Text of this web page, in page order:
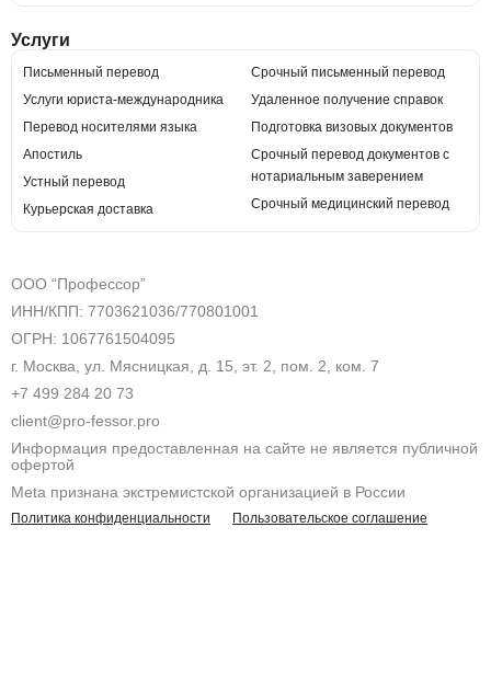
Услуги
Письменный перевод
Услуги юриста-международника
Перевод носителями языка
Апостиль
Устный перевод
Курьерская доставка
Срочный письменный перевод
Удаленное получение справок
Подготовка визовых документов
Срочный перевод документов с
нотариальным заверением
Срочный медицинский перевод
ООО “Профессор”
ИНН/КПП: 7703621036/770801001
ОГРН: 1067761504095
г. Москва, ул. Мясницкая, д. 15, эт. 2, пом. 2, ком. 7
+7 499 284 20 73
client@pro-fessor.pro
Информация предоставленная на сайте не является публичной
офертой
Meta признана экстремистcкой организацией в России
Политика конфиденциальности Пользовательское соглашение